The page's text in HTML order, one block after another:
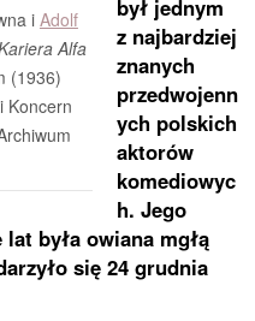
iAdolf
Alfa
(1936)
Koncern
był jednym
z najbardziej
znanych
przedwojenn
ych polskich
aktorów
komediowyc
h. Jego
była owiana mgłą
się 24 grudnia